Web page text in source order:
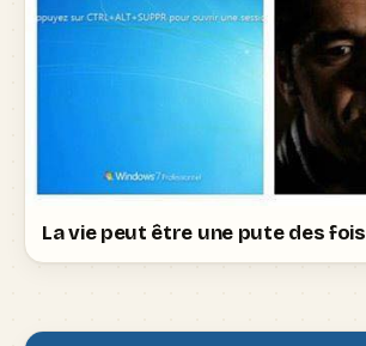
La vie peut être une pute des fois